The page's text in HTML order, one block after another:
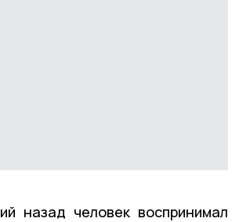
назад человек воспринимал